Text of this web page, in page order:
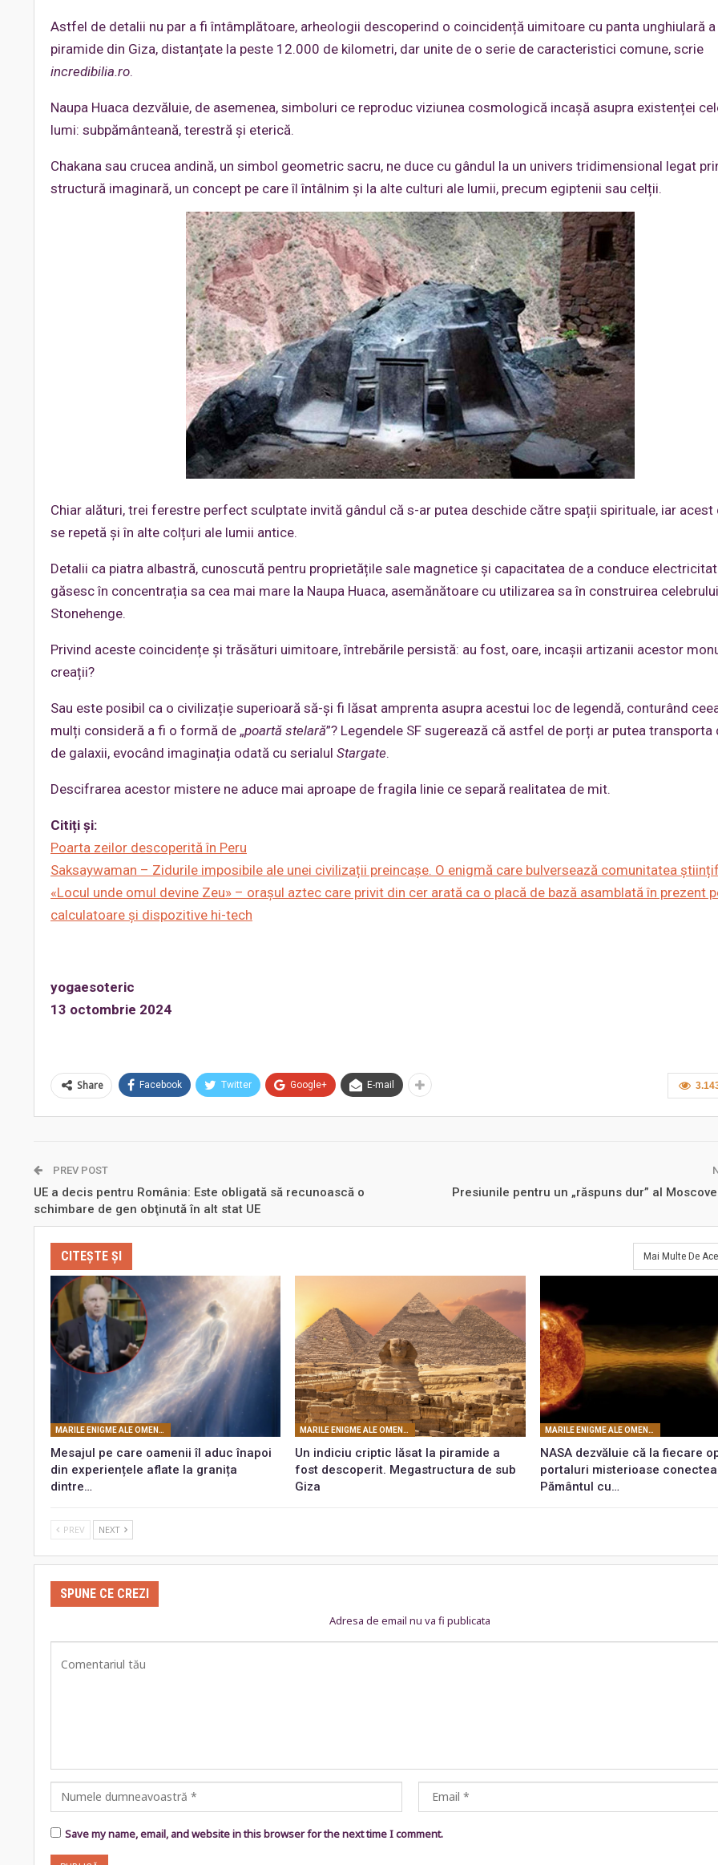
Astfel de detalii nu par a fi întâmplătoare, arheologii descoperind o coincidență uimitoare cu panta unghiulară
piramide din Giza, distanțate la peste 12.000 de kilometri, dar unite de o serie de caracteristici comune, scrie
incredibilia.ro.
Naupa Huaca dezvăluie, de asemenea, simboluri ce reproduc viziunea cosmologică incașă asupra existenței
lumi: subpământeană, terestră și eterică.
Chakana sau crucea andină, un simbol geometric sacru, ne duce cu gândul la un univers tridimensional legat
structură imaginară, un concept pe care îl întâlnim și la alte culturi ale lumii, precum egiptenii sau celții.
Chiar alături, trei ferestre perfect sculptate invită gândul că s-ar putea deschide către spații spirituale, iar acest
se repetă și în alte colțuri ale lumii antice.
Detalii ca piatra albastră, cunoscută pentru proprietățile sale magnetice și capacitatea de a conduce
găsesc în concentrația sa cea mai mare la Naupa Huaca, asemănătoare cu utilizarea sa în construirea celebrului
Stonehenge.
Privind aceste coincidențe și trăsături uimitoare, întrebările persistă: au fost, oare, incașii artizanii acestor
creații?
Sau este posibil ca o civilizație superioară să-și fi lăsat amprenta asupra acestui loc de legendă, conturând
mulți consideră a fi o formă de „poartă stelară”? Legendele SF sugerează că astfel de porți ar putea transporta
de galaxii, evocând imaginația odată cu serialul Stargate.
Descifrarea acestor mistere ne aduce mai aproape de fragila linie ce separă realitatea de mit.
Citiți și:
Poarta zeilor descoperită în Peru
Saksaywaman – Zidurile imposibile ale unei civilizații preincașe. O enigmă care bulversează comunitatea
«Locul unde omul devine Zeu» – orașul aztec care privit din cer arată ca o placă de bază asamblată în prezent
calculatoare și dispozitive hi-tech
yogaesoteric
13 octombrie 2024
Share Facebook Twitter Google+ E-mail
PREV POST
UE a decis pentru România: Este obligată să recunoască o
schimbare de gen obţinută în alt stat UE
Presiunile pentru un „răspuns dur” al
CITEȘTE ȘI Mai Multe De
MARILE ENIGME ALE OMENIRII
Mesajul pe care oamenii îl aduc înapoi
din experiențele aflate la granița
dintre…
MARILE ENIGME ALE OMENIRII
Un indiciu criptic lăsat la piramide a
fost descoperit. Megastructura de sub
Giza
MARILE ENIGME ALE OMENIRII
NASA dezvăluie că la fiecare
portaluri misterioase
Pământul cu…
PREV NEXT
SPUNE CE CREZI
Adresa de email nu va fi publicata
Save my name, email, and website in this browser for the next time I comment.